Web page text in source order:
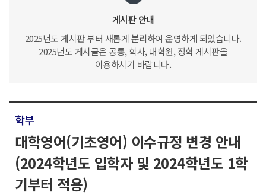
게시판 안내
2025년도 게시판 부터 새롭게 분리하여 운영하게 되었습니다.
2025년도 게시글은 공통, 학사, 대학원, 장학 게시판을
이용하시기 바랍니다.
학부
대학영어(기초영어) 이수규정 변경 안내
(2024학년도 입학자 및 2024학년도 1학
기부터 적용)